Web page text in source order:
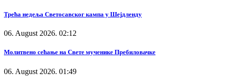
Трећа недеља Светосавског кампа у Шејдленду
06. August 2026. 02:12
Молитвено сећање на Свете мученике Пребиловачке
06. August 2026. 01:49